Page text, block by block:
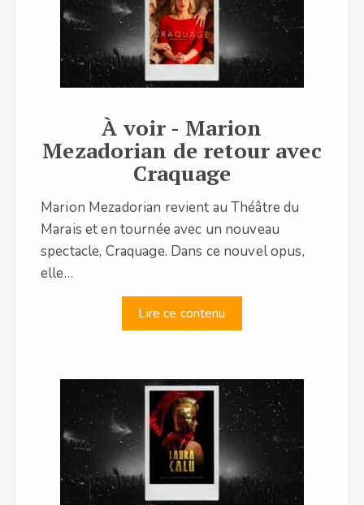
À voir - Marion
Mezadorian de retour avec
Craquage
Marion Mezadorian revient au Théâtre du
Marais et en tournée avec un nouveau
spectacle, Craquage. Dans ce nouvel opus,
elle…
Lire ce contenu